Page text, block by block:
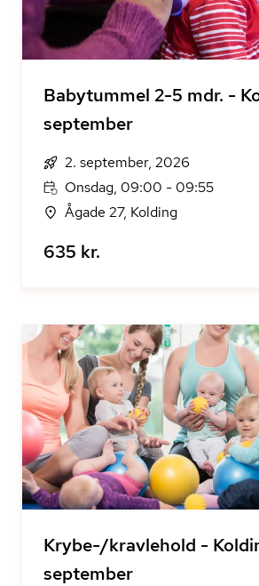
Babytummel 2-5 mdr. -
september
2. september, 2026
Onsdag, 09:00 - 09:55
Ågade 27, Kolding
635 kr.
Krybe-/kravlehold -
september